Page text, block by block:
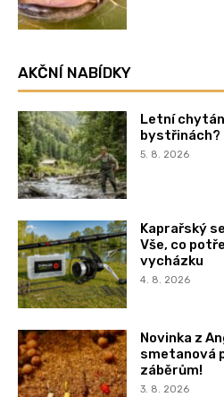
AKČNÍ NABÍDKY
Letní
bystřinách?
5. 8. 2026
Kaprařský
Vše, co
vycházku
4. 8. 2026
Novinka z
smetanová
záběrům!
3. 8. 2026